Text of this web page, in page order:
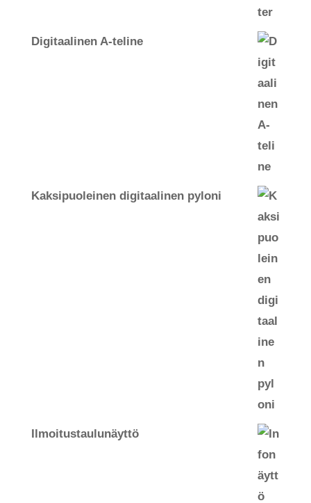
Digitaalinen A-teline
Kaksipuoleinen digitaalinen pyloni
Ilmoitustaulunäyttö